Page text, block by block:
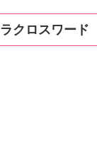
ラクロスワー